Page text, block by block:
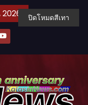
ปิดโหมดสีเทา